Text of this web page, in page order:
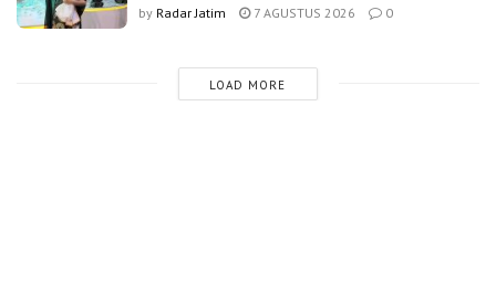
by Radar Jatim 7 AGUSTUS 2026 0
LOAD MORE